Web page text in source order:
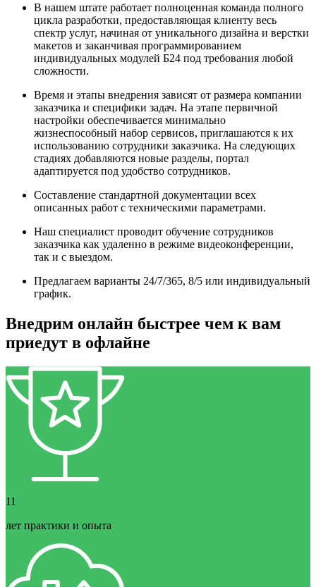
В нашем штате работает полноценная команда полного
цикла разработки, предоставляющая клиенту весь
спектр услуг, начиная от уникального дизайна и верстки
макетов и заканчивая программированием
индивидуальных модулей Б24 под требования любой
сложности.
Время и этапы внедрения зависят от размера компании
заказчика и специфики задач. На этапе первичной
настройки обеспечивается минимально
жизнеспособный набор сервисов, приглашаются к их
использованию сотрудники заказчика. На следующих
стадиях добавляются новые разделы, портал
адаптируется под удобство сотрудников.
Составление стандартной документации всех
описанных работ с техническими параметрами.
Наш специалист проводит обучение сотрудников
заказчика как удаленно в режиме видеоконференции,
так и с выездом.
Предлагаем варианты 24/7/365, 8/5 или индивидуальный
график.
Внедрим онлайн быстрее чем к вам
приедут в офлайне
11
лет практики и опыта